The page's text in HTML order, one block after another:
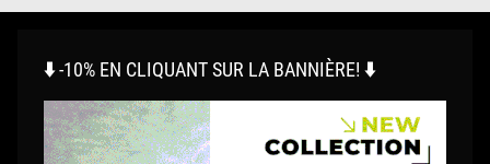
⬇️ -10% EN CLIQUANT SUR LA BANNIÈRE! ⬇️